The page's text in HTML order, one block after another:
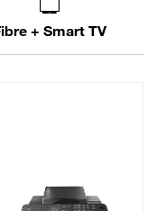
+ Smart TV
Lite Fibre